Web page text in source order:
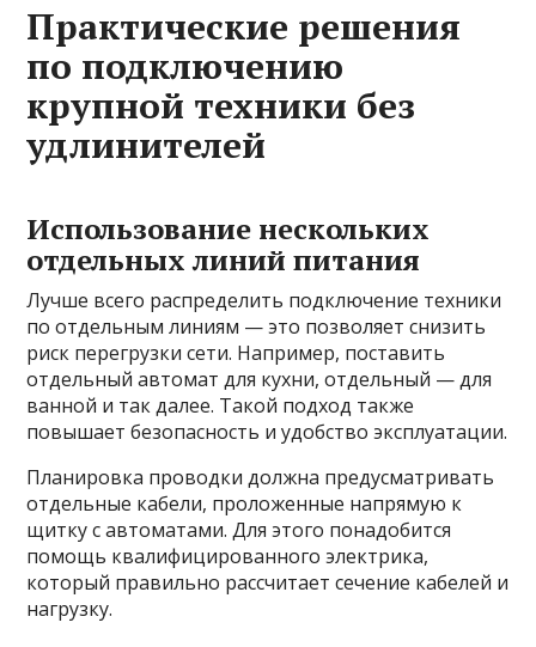
Практические решения
по подключению
крупной техники без
удлинителей
Использование нескольких
отдельных линий питания
Лучше всего распределить подключение техники
по отдельным линиям — это позволяет снизить
риск перегрузки сети. Например, поставить
отдельный автомат для кухни, отдельный — для
ванной и так далее. Такой подход также
повышает безопасность и удобство эксплуатации.
Планировка проводки должна предусматривать
отдельные кабели, проложенные напрямую к
щитку с автоматами. Для этого понадобится
помощь квалифицированного электрика,
который правильно рассчитает сечение кабелей и
нагрузку.